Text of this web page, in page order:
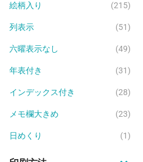
絵柄入り (215)
列表示 (51)
六曜表示なし (49)
年表付き (31)
インデックス付き (28)
メモ欄大きめ (23)
日めくり (1)